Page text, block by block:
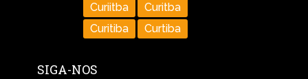
Curiitba
Curitba
Curitiba
Curtiba
SIGA-NOS